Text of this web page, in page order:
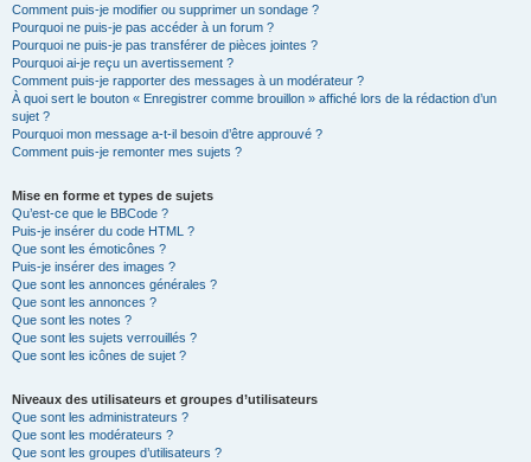
Comment puis-je modifier ou supprimer un sondage ?
Pourquoi ne puis-je pas accéder à un forum ?
Pourquoi ne puis-je pas transférer de pièces jointes ?
Pourquoi ai-je reçu un avertissement ?
Comment puis-je rapporter des messages à un modérateur ?
À quoi sert le bouton « Enregistrer comme brouillon » affiché lors de la rédaction d’un
sujet ?
Pourquoi mon message a-t-il besoin d’être approuvé ?
Comment puis-je remonter mes sujets ?
Mise en forme et types de sujets
Qu’est-ce que le BBCode ?
Puis-je insérer du code HTML ?
Que sont les émoticônes ?
Puis-je insérer des images ?
Que sont les annonces générales ?
Que sont les annonces ?
Que sont les notes ?
Que sont les sujets verrouillés ?
Que sont les icônes de sujet ?
Niveaux des utilisateurs et groupes d’utilisateurs
Que sont les administrateurs ?
Que sont les modérateurs ?
Que sont les groupes d’utilisateurs ?